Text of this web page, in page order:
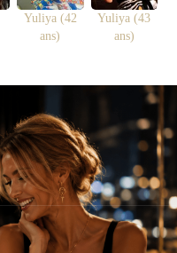
Yuliya (42
ans)
Yuliya (43
ans)